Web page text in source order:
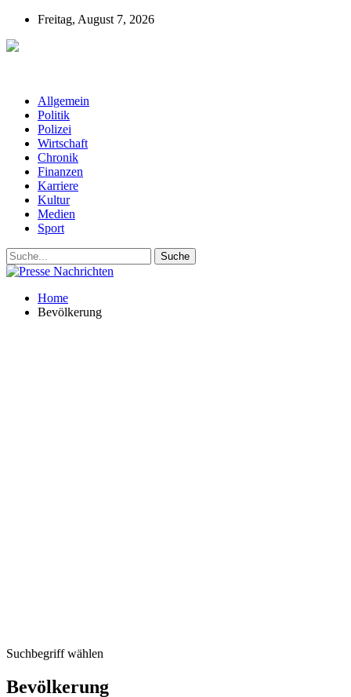
Freitag, August 7, 2026
Allgemein
Politik
Polizei
Wirtschaft
Chronik
Finanzen
Karriere
Kultur
Medien
Sport
Home
Bevölkerung
Suchbegriff wählen
Bevölkerung